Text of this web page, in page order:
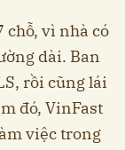
chỗ, vì nhà có
dài. Ban
rồi cũng lái
đó, VinFast
việc trong